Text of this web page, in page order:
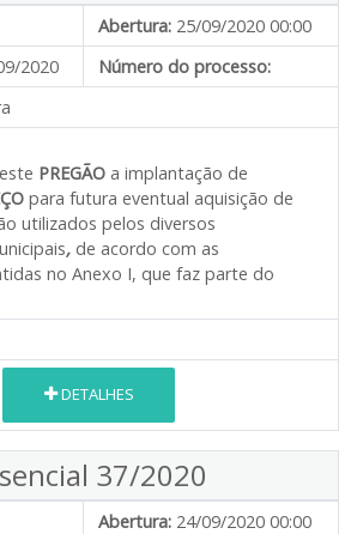
Abertura: 25/09/2020 00:00
2020
Número do processo:
PREGÃO a implantação de
para futura eventual aquisição de
utilizados pelos diversos
, de acordo com as
no Anexo I, que faz parte do
DETALHES
37/2020
Abertura: 24/09/2020 00:00